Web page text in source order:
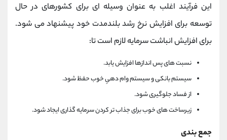
این فرآیند اغلب به عنوان وسیله ای برای کشورهای در حال
توسعه برای افزایش نرخ رشد بلندمدت خود پیشنهاد می شود.
برای افزایش انباشت سرمایه لازم است تا:
نسبت های پس اندازها افزایش یابد.
سیستم بانکی و سیستم وام دهیِ خوب حفظ شود.
از فساد جلوگیری شود.
زیرساخت های خوب برای جذاب تر کردن سرمایه گذاری ایجاد شود.
جمع بندی